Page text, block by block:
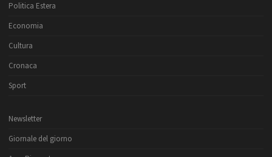
Politica Estera
Economia
Cultura
Cronaca
Sport
Newsletter
Giornale del giorno